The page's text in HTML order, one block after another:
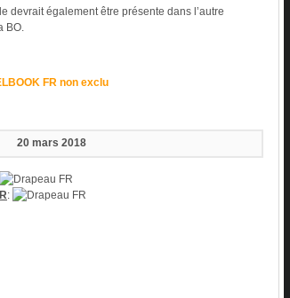
devrait également être présente dans l’autre
BO.
FR non exclu
20 mars 2018
: